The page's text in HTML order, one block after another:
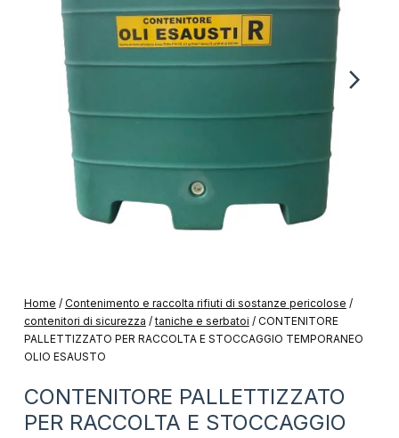
Home / Contenimento e raccolta rifiuti di sostanze pericolose /
contenitori di sicurezza / taniche e serbatoi / CONTENITORE
PALLETTIZZATO PER RACCOLTA E STOCCAGGIO TEMPORANEO
OLIO ESAUSTO
CONTENITORE PALLETTIZZATO
PER RACCOLTA E STOCCAGGIO